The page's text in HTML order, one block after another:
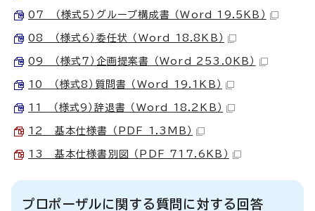
07 （様式5）グループ構成書 （Word 19.5KB）
08 （様式6）委任状 （Word 18.8KB）
09 （様式7）企画提案書 （Word 253.0KB）
10 （様式8）質問書 （Word 19.1KB）
11 （様式9）辞退書 （Word 18.2KB）
12 基本仕様書 （PDF 1.3MB）
13 基本仕様書別図 （PDF 717.6KB）
プロポーザルに関する質問に対する回答